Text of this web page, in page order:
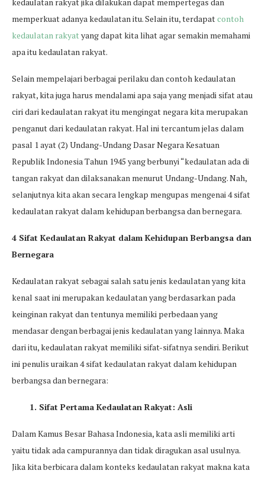
memperkuat adanya kedaulatan itu. Selain itu, terdapatcontoh
kedaulatan rakyatyang dapat kita lihat agar semakin memahami
apa itu kedaulatan rakyat.
Selain mempelajari berbagai perilaku dan contoh kedaulatan
rakyat, kita juga harus mendalami apa saja yang menjadi sifat atau
ciri dari kedaulatan rakyat itu mengingat negara kita merupakan
penganut dari kedaulatan rakyat. Hal ini tercantum jelas dalam
pasal 1 ayat (2) Undang-Undang Dasar Negara Kesatuan
Republik Indonesia Tahun 1945 yang berbunyi “kedaulatan ada di
tangan rakyat dan dilaksanakan menurut Undang-Undang. Nah,
selanjutnya kita akan secara lengkap mengupas mengenai 4 sifat
kedaulatan rakyat dalam kehidupan berbangsa dan bernegara.
4 Sifat Kedaulatan Rakyat dalam Kehidupan Berbangsa dan
Bernegara
Kedaulatan rakyat sebagai salah satu jenis kedaulatan yang kita
kenal saat ini merupakan kedaulatan yang berdasarkan pada
keinginan rakyat dan tentunya memiliki perbedaan yang
mendasar dengan berbagai jenis kedaulatan yang lainnya. Maka
dari itu, kedaulatan rakyat memiliki sifat-sifatnya sendiri. Berikut
ini penulis uraikan 4 sifat kedaulatan rakyat dalam kehidupan
berbangsa dan bernegara:
1. Sifat Pertama Kedaulatan Rakyat: Asli
Dalam Kamus Besar Bahasa Indonesia, kata asli memiliki arti
yaitu tidak ada campurannya dan tidak diragukan asal usulnya.
Jika kita berbicara dalam konteks kedaulatan rakyat makna kata